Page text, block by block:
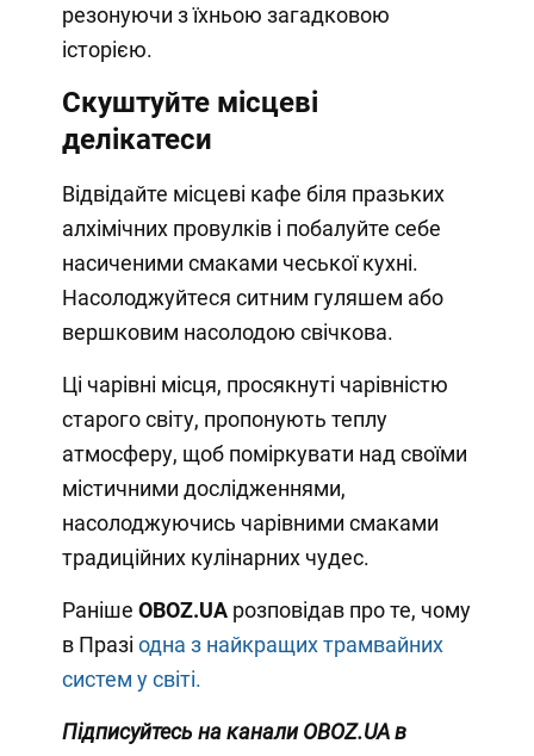
резонуючи з їхньою загадковою
історією.
Скуштуйте місцеві
делікатеси
Відвідайте місцеві кафе біля празьких
алхімічних провулків і побалуйте себе
насиченими смаками чеської кухні.
Насолоджуйтеся ситним гуляшем або
вершковим насолодою свічкова.
Ці чарівні місця, просякнуті чарівністю
старого світу, пропонують теплу
атмосферу, щоб поміркувати над своїми
містичними дослідженнями,
насолоджуючись чарівними смаками
традиційних кулінарних чудес.
Раніше OBOZ.UA розповідав про те, чому
в Празі одна з найкращих трамвайних
систем у світі.
Підписуйтесь на канали OBOZ.UA в